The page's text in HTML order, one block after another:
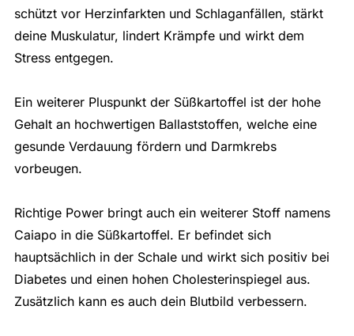
schützt vor Herzinfarkten und Schlaganfällen, stärkt
deine Muskulatur, lindert Krämpfe und wirkt dem
Stress entgegen.
Ein weiterer Pluspunkt der Süßkartoffel ist der hohe
Gehalt an hochwertigen Ballaststoffen, welche eine
gesunde Verdauung fördern und Darmkrebs
vorbeugen.
Richtige Power bringt auch ein weiterer Stoff namens
Caiapo in die Süßkartoffel. Er befindet sich
hauptsächlich in der Schale und wirkt sich positiv bei
Diabetes und einen hohen Cholesterinspiegel aus.
Zusätzlich kann es auch dein Blutbild verbessern.